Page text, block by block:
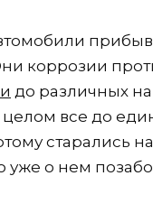
коррозии
до различных
все до
старались
уже о нем